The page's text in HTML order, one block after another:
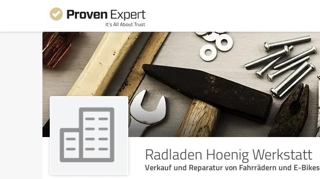
Radladen Hoenig Werkstatt
Verkauf und Reparatur von Fahrrädern und E-Bikes